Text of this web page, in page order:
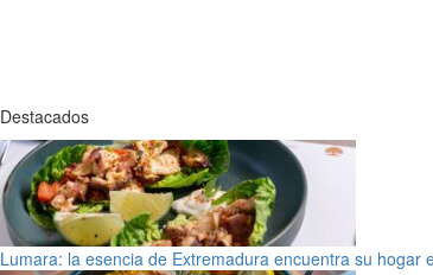
Destacados
Lumara: la esencia de Extremadura encuentra su hogar